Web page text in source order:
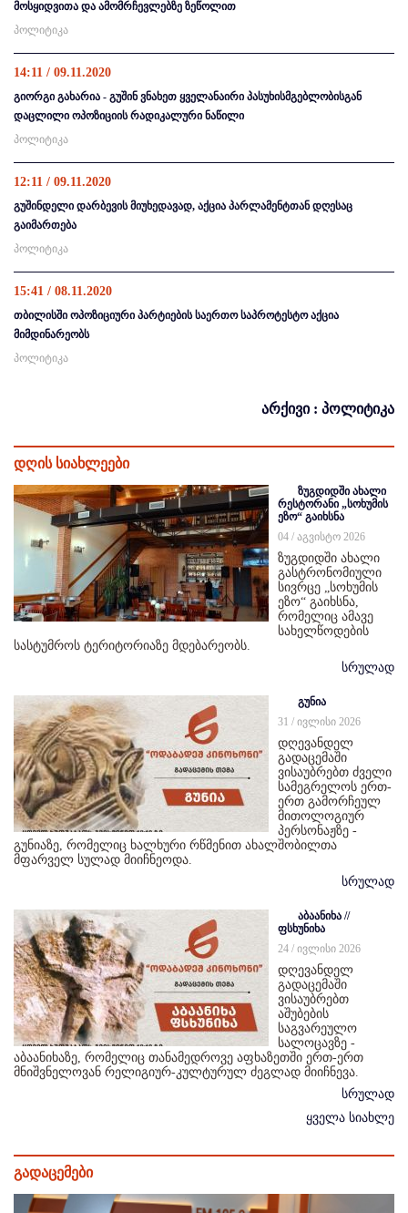
მოსყიდვითა და ამომრჩევლებზე ზეწოლით
პოლიტიკა
14:11 / 09.11.2020
გიორგი გახარია - გუშინ ვნახეთ ყველანაირი პასუხისმგებლობისგან
დაცლილი ოპოზიციის რადიკალური ნაწილი
პოლიტიკა
12:11 / 09.11.2020
გუშინდელი დარბევის მიუხედავად, აქცია პარლამენტთან დღესაც
გაიმართება
პოლიტიკა
15:41 / 08.11.2020
თბილისში ოპოზიციური პარტიების საერთო საპროტესტო აქცია
მიმდინარეობს
პოლიტიკა
არქივი : პოლიტიკა
დღის სიახლეები
ზუგდიდში ახალი
რესტორანი „სოხუმის
ეზო“ გაიხსნა
04 / აგვისტო 2026
ზუგდიდში ახალი
გასტრონომიული
სივრცე „სოხუმის
ეზო“ გაიხსნა,
რომელიც ამავე
სახელწოდების
სასტუმროს ტერიტორიაზე მდებარეობს.
სრულად
გუნია
31 / ივლისი 2026
დღევანდელ
გადაცემაში
ვისაუბრებთ ძველი
სამეგრელოს ერთ-
ერთ გამორჩეულ
მითოლოგიურ
პერსონაჟზე -
გუნიაზე, რომელიც ხალხური რწმენით ახალშობილთა
მფარველ სულად მიიჩნეოდა.
სრულად
აბაანიხა //
ფსხუნიხა
24 / ივლისი 2026
დღევანდელ
გადაცემაში
ვისაუბრებთ
აშუბების
საგვარეულო
სალოცავზე -
აბაანიხაზე, რომელიც თანამედროვე აფხაზეთში ერთ-ერთ
მნიშვნელოვან რელიგიურ-კულტურულ ძეგლად მიიჩნევა.
სრულად
ყველა სიახლე
გადაცემები